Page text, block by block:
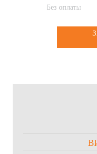
Без оплаты